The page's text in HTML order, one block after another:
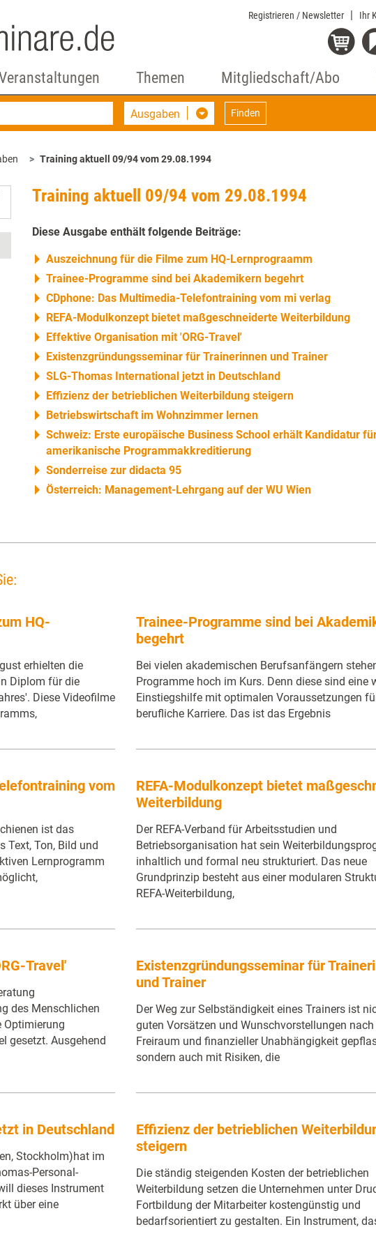
Registrieren / Newsletter Ihr
Themen Mitgliedschaft/Abo
Ausgaben Finden
Training aktuell 09/94 vom 29.08.1994
Training aktuell 09/94 vom 29.08.1994
Diese Ausgabe enthält folgende Beiträge:
Auszeichnung für die Filme zum HQ-Lernprograamm
Trainee-Programme sind bei Akademikern begehrt
CDphone: Das Multimedia-Telefontraining vom mi verlag
REFA-Modulkonzept bietet maßgeschneiderte Weiterbildung
Effektive Organisation mit 'ORG-Travel'
Existenzgründungsseminar für Trainerinnen und Trainer
SLG-Thomas International jetzt in Deutschland
Effizienz der betrieblichen Weiterbildung steigern
Betriebswirtschaft im Wohnzimmer lernen
Schweiz: Erste europäische Business School erhält Kandidatur
amerikanische Programmakkreditierung
Sonderreise zur didacta 95
Österreich: Management-Lehrgang auf der WU Wien
HQ-
erhielten die
Diplom für die
Diese Videofilme
Trainee-Programme sind bei
begehrt
Bei vielen akademischen Berufsanfängern
Programme hoch im Kurs. Denn diese sind eine
Einstiegshilfe mit optimalen Voraussetzungen
berufliche Karriere. Das ist das Ergebnis
vom
ist das
Text, Ton, Bild und
Lernprogramm
REFA-Modulkonzept bietet
Weiterbildung
Der REFA-Verband für Arbeitsstudien und
Betriebsorganisation hat sein
inhaltlich und formal neu strukturiert. Das neue
Grundprinzip besteht aus einer modularen
REFA-Weiterbildung,
Travel'
des Menschlichen
Optimierung
gesetzt. Ausgehend
Existenzgründungsseminar für
und Trainer
Der Weg zur Selbständigkeit eines Trainers ist
guten Vorsätzen und Wunschvorstellungen
Freiraum und finanzieller Unabhängigkeit
sondern auch mit Risiken, die
in Deutschland
Stockholm)hat im
Personal-
dieses Instrument
über eine
Effizienz der betrieblichen
steigern
Die ständig steigenden Kosten der betrieblichen
Weiterbildung setzen die Unternehmen unter
Fortbildung der Mitarbeiter kostengünstig und
bedarfsorientiert zu gestalten. Ein Instrument,